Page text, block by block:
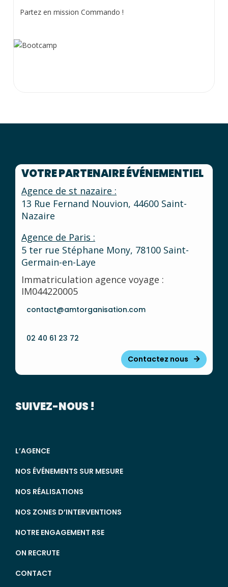
Partez en mission Commando !
VOTRE PARTENAIRE ÉVÉNEMENTIEL
Agence de st nazaire :
13 Rue Fernand Nouvion, 44600 Saint-
Nazaire
Agence de Paris :
5 ter rue Stéphane Mony, 78100 Saint-
Germain-en-Laye
Immatriculation agence voyage :
IM044220005
contact@amtorganisation.com
02 40 61 23 72
Contactez nous
SUIVEZ-NOUS !
L’AGENCE
NOS ÉVÉNEMENTS SUR MESURE
NOS RÉALISATIONS
NOS ZONES D’INTERVENTIONS
NOTRE ENGAGEMENT RSE
ON RECRUTE
CONTACT